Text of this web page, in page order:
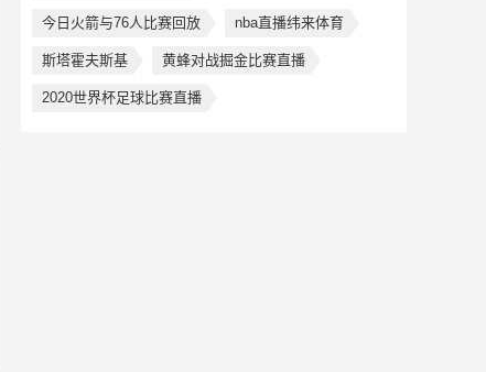
今日火箭与76人比赛回放 nba直播纬来体育
斯塔霍夫斯基 黄蜂对战掘金比赛直播
2020世界杯足球比赛直播